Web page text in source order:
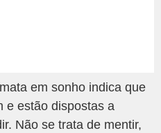
em sonho indica que
e estão dispostas a
Não se trata de mentir,